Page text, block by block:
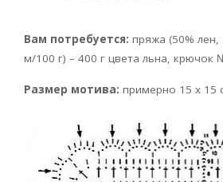
Вам потребуется: пряжа (50% лен,
м/100 г) – 400 г цвета льна, крючок
Размер мотива: примерно 15 х 15